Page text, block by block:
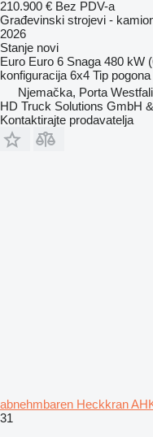
210.900 € Bez PDV-a
Građevinski strojevi -
2026
Stanje novi
Euro Euro 6 Snaga 480 kW
konfiguracija 6x4 Tip pogona
Njemačka, Porta
HD Truck Solutions GmbH
Kontaktirajte prodavatelja
abnehmbaren Heckkran
31